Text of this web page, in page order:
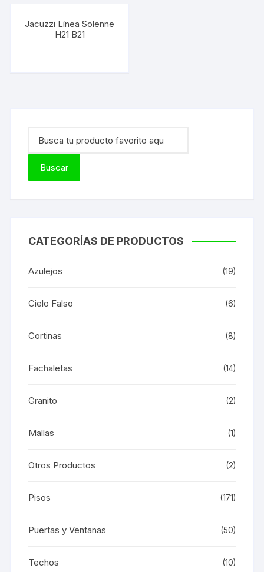
Jacuzzi Línea Solenne
H21 B21
CATEGORÍAS DE PRODUCTOS
Azulejos (19)
Cielo Falso (6)
Cortinas (8)
Fachaletas (14)
Granito (2)
Mallas (1)
Otros Productos (2)
Pisos (171)
Puertas y Ventanas (50)
Techos (10)